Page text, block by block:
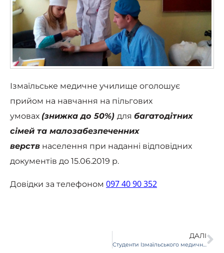
Ізмаїльське медичне училище оголошує
прийом на навчання на пільгових
умовах (знижка до 50%) для багатодітних
сімей та малозабезпеченних
верств населення при наданні відповідних
документів до 15.06.2019 р.
Довідки за телефоном 097 40 90 352
ДАЛІ
Студенти Ізмаїльського медичного училища не тільки навчаються допомагати людям, лікувати їх, а піклуються і про своє здоров’я.